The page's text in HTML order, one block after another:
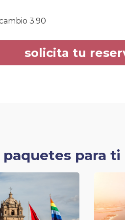
3.90
solicita tu
para ti